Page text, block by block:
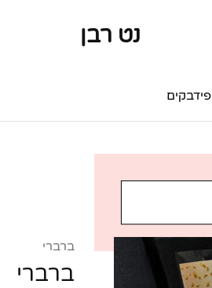
נט רבן
נט
מותגי
פידבקים
ברברי
ברברי